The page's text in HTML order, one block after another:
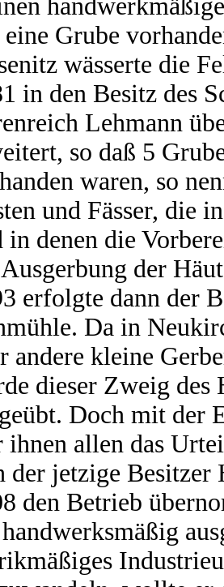
Grube
wässerte die
in den Besitz des
Lehmann
so daß 5
waren, so
und Fässer, die
in denen die
der
erfolgte dann der
Da in
andere kleine
dieser Zweig des
Doch mit der
ihnen allen das
der jetzige
den Betrieb